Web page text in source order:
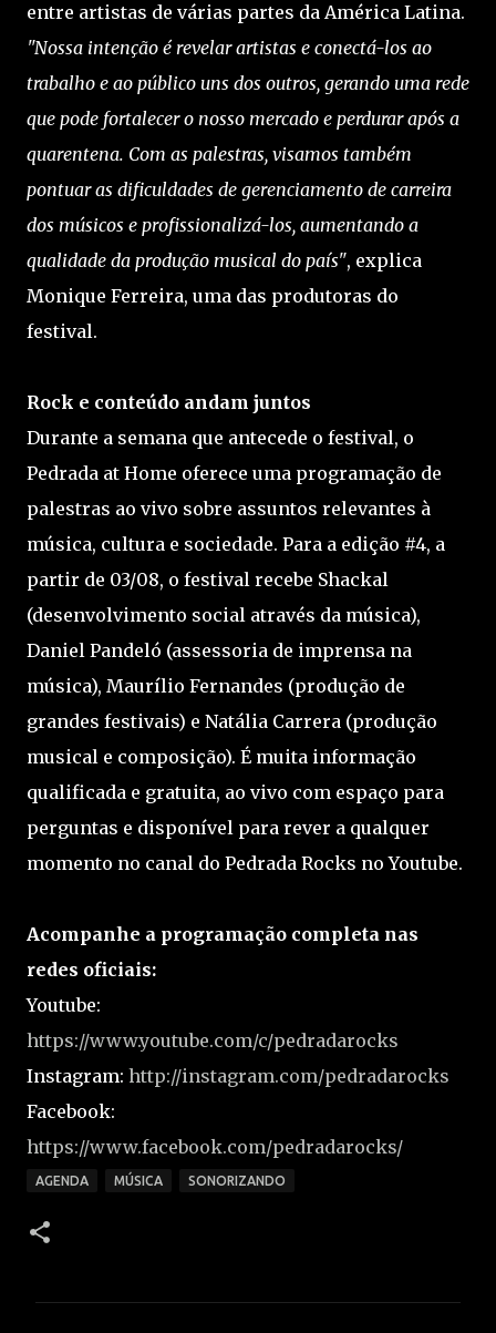
entre artistas de várias partes da América Latina.
"Nossa intenção é revelar artistas e conectá-los ao
trabalho e ao público uns dos outros, gerando uma rede
que pode fortalecer o nosso mercado e perdurar após a
quarentena. Com as palestras, visamos também
pontuar as dificuldades de gerenciamento de carreira
dos músicos e profissionalizá-los, aumentando a
qualidade da produção musical do país", explica
Monique Ferreira, uma das produtoras do
festival.
Rock e conteúdo andam juntos
Durante a semana que antecede o festival, o
Pedrada at Home oferece uma programação de
palestras ao vivo sobre assuntos relevantes à
música, cultura e sociedade. Para a edição #4, a
partir de 03/08, o festival recebe Shackal
(desenvolvimento social através da música),
Daniel Pandeló (assessoria de imprensa na
música), Maurílio Fernandes (produção de
grandes festivais) e Natália Carrera (produção
musical e composição). É muita informação
qualificada e gratuita, ao vivo com espaço para
perguntas e disponível para rever a qualquer
momento no canal do Pedrada Rocks no Youtube.
Acompanhe a programação completa nas
redes oficiais:
Youtube:
https://www.youtube.com/c/pedradarocks
Instagram: http://instagram.com/pedradarocks
Facebook:
https://www.facebook.com/pedradarocks/
AGENDA MÚSICA SONORIZANDO